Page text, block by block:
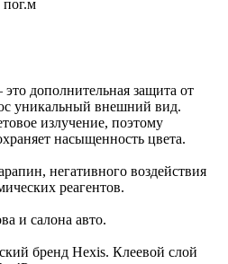
1.52 пог.м
дополнительная защита от
уникальный внешний вид.
излучение, поэтому
насыщенность цвета.
негативного воздействия
реагентов.
и салона авто.
бренд Hexis. Клеевой слой